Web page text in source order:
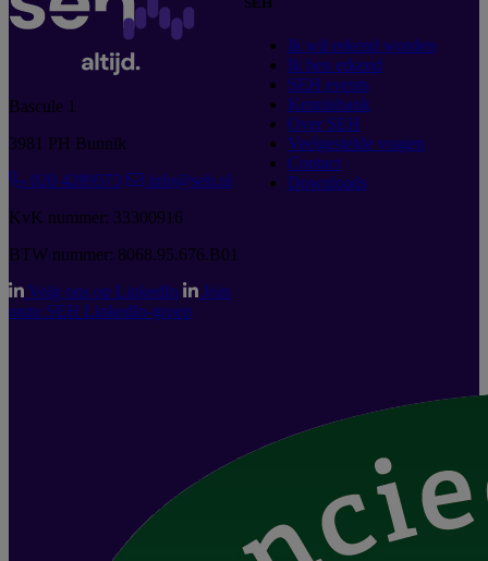
Bascule 1
3981 PH Bunnik
020 4289573
info@seh.nl
KvK nummer: 33300916
BTW nummer: 8068.95.676.B01
Volg ons op LinkedIn
Join
onze SEH LinkedIn-groep
Ik wil erkend worden
Ik ben erkend
SEH events
Kennisbank
Over SEH
Veelgestelde vragen
Contact
Downloads